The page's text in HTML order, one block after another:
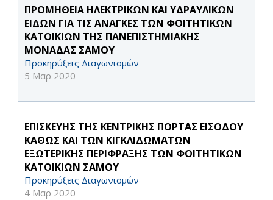
ΠΡΟΜΗΘΕΙΑ ΗΛΕΚΤΡΙΚΩΝ ΚΑΙ ΥΔΡΑΥΛΙΚΩΝ
ΕΙΔΩΝ ΓΙΑ ΤΙΣ ΑΝΑΓΚΕΣ ΤΩΝ ΦΟΙΤΗΤΙΚΩΝ
ΚΑΤΟΙΚΙΩΝ ΤΗΣ ΠΑΝΕΠΙΣΤΗΜΙΑΚΗΣ
ΜΟΝΑΔΑΣ ΣΑΜΟΥ
Προκηρύξεις Διαγωνισμών
5 Μαρ 2020
ΕΠΙΣΚΕΥΗΣ ΤΗΣ ΚΕΝΤΡΙΚΗΣ ΠΟΡΤΑΣ ΕΙΣΟΔΟΥ
ΚΑΘΩΣ ΚΑΙ ΤΩΝ ΚΙΓΚΛΙΔΩΜΑΤΩΝ
ΕΞΩΤΕΡΙΚΗΣ ΠΕΡΙΦΡΑΞΗΣ ΤΩΝ ΦΟΙΤΗΤΙΚΩΝ
ΚΑΤΟΙΚΙΩΝ ΣΑΜΟΥ
Προκηρύξεις Διαγωνισμών
4 Μαρ 2020